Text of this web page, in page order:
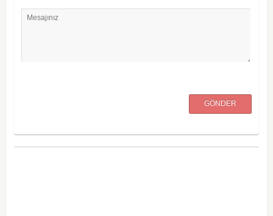
Mesajınız
GÖNDER